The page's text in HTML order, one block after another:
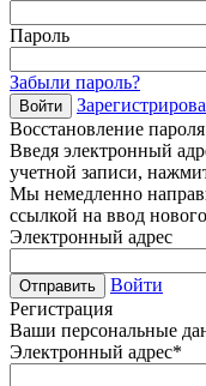
Пароль
Забыли пароль?
Войти
Восстановление пароля
Введя электронный
учетной записи,
Мы немедленно
ссылкой на ввод
Электронный адрес
Отправить
Войти
Регистрация
Ваши персональные
Электронный адрес*